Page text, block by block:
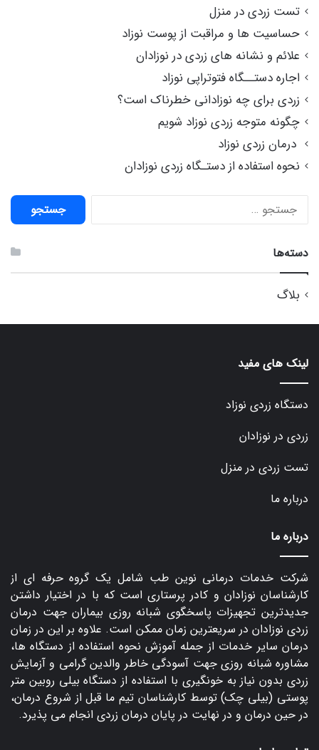
تست زردی در منزل
حساسیت ها و مراقبت از پوست نوزاد
علائم و نشانه های زردی در نوزادان
اجاره دستــگاه فتوتراپی نوزاد
زردی برای چه نوزادانی خطرناک است؟
چگونه متوجه زردی نوزاد شویم
درمان زردی نوزاد
نحوه استفاده از دستـگاه زردی نوزادان
جستجو
برای:
دسته‌ها
بلاگ
لینک های مفید
دستگاه زردی نوزاد
زردی در نوزادان
تست زردی در منزل
درباره ما
درباره ما
شرکت خدمات درمانی نوین طب شامل یک گروه حرفه ای از
کارشناسان نوزادان و کادر پرستاری است که با در اختیار داشتن
جدیدترین تجهیزات پاسخگوی شبانه روزی بیماران جهت درمان
زردی نوزادان در سریعترین زمان ممکن است. علاوه بر این در زمان
درمان سایر خدمات از جمله آموزش نحوه استفاده از دستگاه ها،
مشاوره شبانه روزی جهت آسودگی خاطر والدین گرامی و آزمایش
زردی بدون نیاز به خونگیری با استفاده از دستگاه بیلی روبین متر
پوستی (بیلی چک) توسط کارشناسان تیم ما قبل از شروع درمان،
در حین درمان و در نهایت در پایان درمان زردی انجام می پذیرد.